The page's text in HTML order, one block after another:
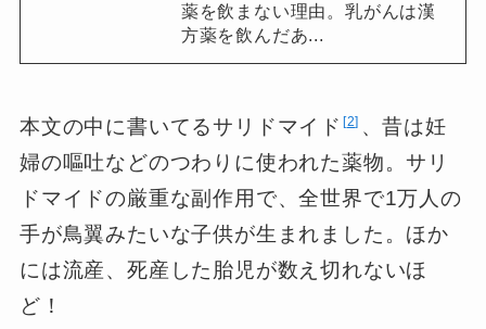
薬を飲まない理由。乳がんは漢
方薬を飲んだあ...
本文の中に書いてるサリドマイド 2 、昔は妊
婦の嘔吐などのつわりに使われた薬物。サリ
ドマイドの厳重な副作用で、全世界で1万人の
手が鳥翼みたいな子供が生まれました。ほか
には流産、死産した胎児が数え切れないほ
ど！